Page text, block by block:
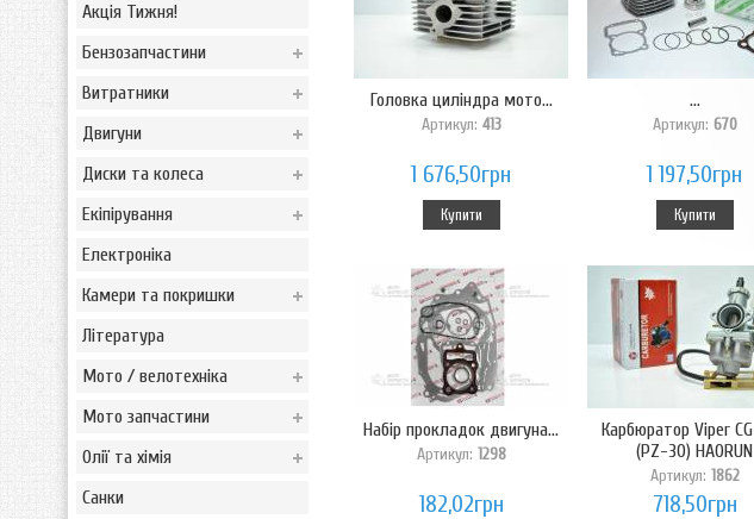
Акція Тижня!
Бензозапчастини
Витратники
Двигуни
Диски та колеса
Екіпірування
Електроніка
Камери та покришки
Література
Мото / велотехніка
Мото запчастини
Олії та хімія
Санки
Головка циліндра мото...
Артикул: 413
1 676,50грн
Купити
...
Артикул: 670
1 197,50грн
Купити
Набір прокладок двигуна...
Артикул: 1298
182,02грн
Карбюратор Viper
(PZ-30) HAORUN
Артикул: 1862
718,50грн